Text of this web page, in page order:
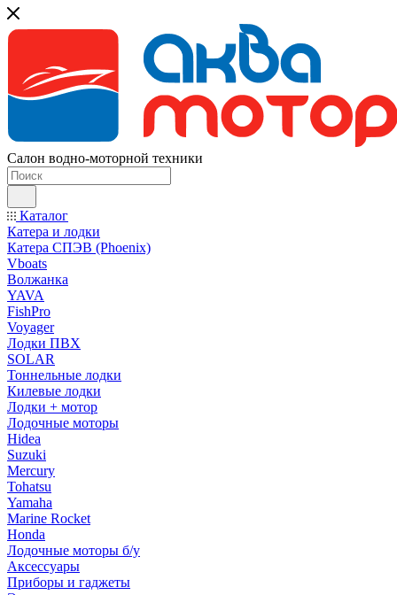
Салон водно-моторной техники
Каталог
Катера и лодки
Катера СПЭВ (Phoenix)
Vboats
Волжанка
YAVA
FishPro
Voyager
Лодки ПВХ
SOLAR
Тоннельные лодки
Килевые лодки
Лодки + мотор
Лодочные моторы
Hidea
Suzuki
Mercury
Tohatsu
Yamaha
Marine Rocket
Honda
Лодочные моторы б/у
Аксессуары
Приборы и гаджеты